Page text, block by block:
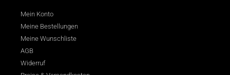
Mein Konto
Meine Bestellungen
Meine Wunschliste
AGB
Widerruf